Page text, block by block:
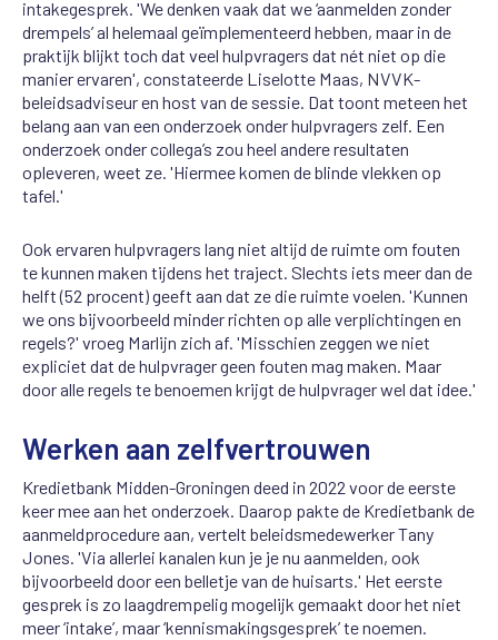
intakegesprek. 'We denken vaak dat we ‘aanmelden zonder
drempels’ al helemaal geïmplementeerd hebben, maar in de
praktijk blijkt toch dat veel hulpvragers dat nét niet op die
manier ervaren', constateerde Liselotte Maas, NVVK-
beleidsadviseur en host van de sessie. Dat toont meteen het
belang aan van een onderzoek onder hulpvragers zelf. Een
onderzoek onder collega’s zou heel andere resultaten
opleveren, weet ze. 'Hiermee komen de blinde vlekken op
tafel.'
Ook ervaren hulpvragers lang niet altijd de ruimte om fouten
te kunnen maken tijdens het traject. Slechts iets meer dan de
helft (52 procent) geeft aan dat ze die ruimte voelen. 'Kunnen
we ons bijvoorbeeld minder richten op alle verplichtingen en
regels?' vroeg Marlijn zich af. 'Misschien zeggen we niet
expliciet dat de hulpvrager geen fouten mag maken. Maar
door alle regels te benoemen krijgt de hulpvrager wel dat idee.'
Werken aan zelfvertrouwen
Kredietbank Midden-Groningen deed in 2022 voor de eerste
keer mee aan het onderzoek. Daarop pakte de Kredietbank de
aanmeldprocedure aan, vertelt beleidsmedewerker Tany
Jones. 'Via allerlei kanalen kun je je nu aanmelden, ook
bijvoorbeeld door een belletje van de huisarts.' Het eerste
gesprek is zo laagdrempelig mogelijk gemaakt door het niet
meer ‘intake’, maar ‘kennismakingsgesprek’ te noemen.